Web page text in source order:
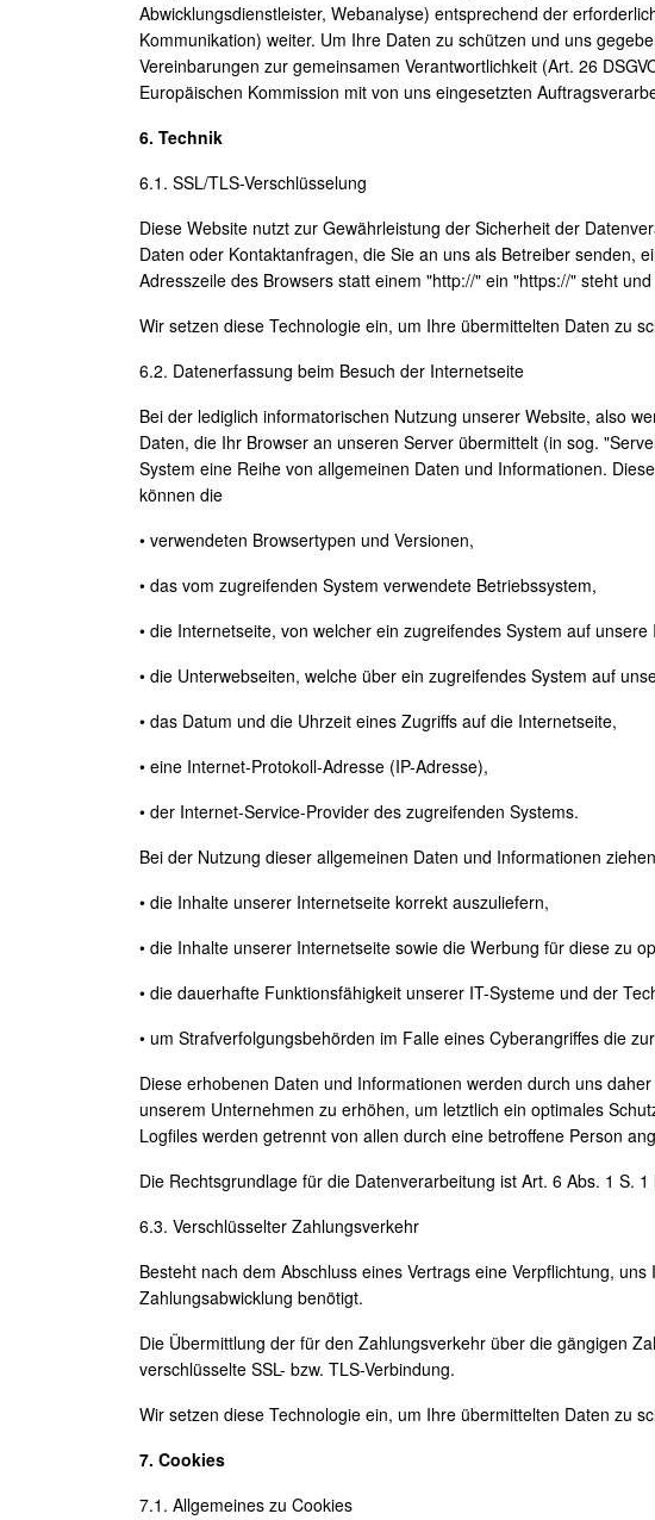
Abwicklungsdienstleister, Webanalyse) entsprechend der
Kommunikation) weiter. Um Ihre Daten zu schützen und uns
Vereinbarungen zur gemeinsamen Verantwortlichkeit (Art. 26
Europäischen Kommission mit von uns eingesetzten
6. Technik
6.1. SSL/TLS-Verschlüsselung
Diese Website nutzt zur Gewährleistung der Sicherheit der
Daten oder Kontaktanfragen, die Sie an uns als Betreiber senden,
Adresszeile des Browsers statt einem "http://" ein "https://" steht
Wir setzen diese Technologie ein, um Ihre übermittelten Daten zu
6.2. Datenerfassung beim Besuch der Internetseite
Bei der lediglich informatorischen Nutzung unserer Website, also
Daten, die Ihr Browser an unseren Server übermittelt (in sog.
System eine Reihe von allgemeinen Daten und Informationen.
können die
• verwendeten Browsertypen und Versionen,
• das vom zugreifenden System verwendete Betriebssystem,
• die Internetseite, von welcher ein zugreifendes System auf
• die Unterwebseiten, welche über ein zugreifendes System auf
• das Datum und die Uhrzeit eines Zugriffs auf die Internetseite,
• eine Internet-Protokoll-Adresse (IP-Adresse),
• der Internet-Service-Provider des zugreifenden Systems.
Bei der Nutzung dieser allgemeinen Daten und Informationen
• die Inhalte unserer Internetseite korrekt auszuliefern,
• die Inhalte unserer Internetseite sowie die Werbung für diese zu
• die dauerhafte Funktionsfähigkeit unserer IT-Systeme und der
• um Strafverfolgungsbehörden im Falle eines Cyberangriffes die
Diese erhobenen Daten und Informationen werden durch uns
unserem Unternehmen zu erhöhen, um letztlich ein optimales
Logfiles werden getrennt von allen durch eine betroffene Person
Die Rechtsgrundlage für die Datenverarbeitung ist Art. 6 Abs. 1 S.
6.3. Verschlüsselter Zahlungsverkehr
Besteht nach dem Abschluss eines Vertrags eine Verpflichtung,
Zahlungsabwicklung benötigt.
Die Übermittlung der für den Zahlungsverkehr über die gängigen
verschlüsselte SSL- bzw. TLS-Verbindung.
Wir setzen diese Technologie ein, um Ihre übermittelten Daten zu
7. Cookies
7.1. Allgemeines zu Cookies